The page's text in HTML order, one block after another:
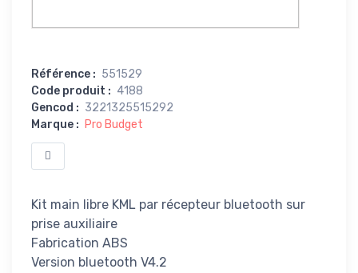
Référence : 551529
Code produit : 4188
Gencod : 3221325515292
Marque : Pro Budget
Kit main libre KML par récepteur bluetooth sur
prise auxiliaire
Fabrication ABS
Version bluetooth V4.2